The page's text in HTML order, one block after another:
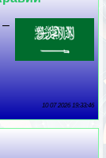
–
10 07 2026 19:33:46